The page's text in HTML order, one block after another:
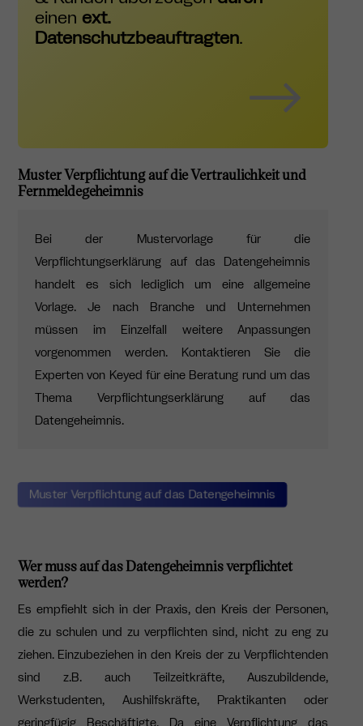
einen ext.
Datenschutzbeauftragten.
Muster Verpflichtung auf die Vertraulichkeit und
Fernmeldegeheimnis
Bei der Mustervorlage für die
Verpflichtungserklärung auf das Datengeheimnis
handelt es sich lediglich um eine allgemeine
Vorlage. Je nach Branche und Unternehmen
müssen im Einzelfall weitere Anpassungen
vorgenommen werden. Kontaktieren Sie die
Experten von Keyed für eine Beratung rund um das
Thema Verpflichtungserklärung auf das
Datengeheimnis.
Muster Verpflichtung auf das Datengeheimnis
Wer muss auf das Datengeheimnis verpflichtet
werden?
Es empfiehlt sich in der Praxis, den Kreis der Personen,
die zu schulen und zu verpflichten sind, nicht zu eng zu
ziehen. Einzubeziehen in den Kreis der zu Verpflichtenden
sind z.B. auch Teilzeitkräfte, Auszubildende,
Werkstudenten, Aushilfskräfte, Praktikanten oder